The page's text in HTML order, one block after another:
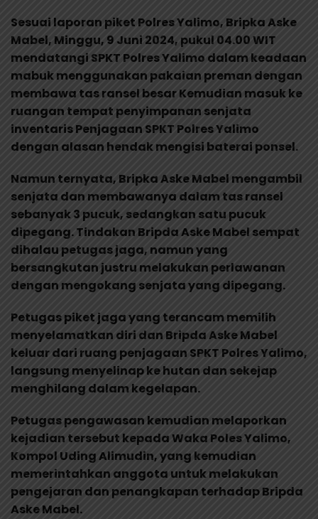
Sesuai laporan piket Polres Yalimo, Bripka Aske
Mabel, Minggu, 9 Juni 2024, pukul 04.00 WIT
mendatangi SPKT Polres Yalimo dalam keadaan
mabuk menggunakan pakaian preman dengan
membawa tas ransel besar Kemudian masuk ke
ruangan tempat penyimpanan senjata
inventaris Penjagaan SPKT Polres Yalimo
dengan alasan hendak mengisi baterai ponsel.
Namun ternyata, Bripka Aske Mabel mengambil
senjata dan membawanya dalam tas ransel
sebanyak 3 pucuk, sedangkan satu pucuk
dipegang. Tindakan Bripda Aske Mabel sempat
dihalau petugas jaga, namun yang
bersangkutan justru melakukan perlawanan
dengan mengokang senjata yang dipegang.
Petugas piket jaga yang terancam memilih
menyelamatkan diri dan Bripda Aske Mabel
keluar dari ruang penjagaan SPKT Polres Yalimo,
langsung menyelinap ke hutan dan sekejap
menghilang dalam kegelapan.
Petugas pengawasan kemudian melaporkan
kejadian tersebut kepada Waka Poles Yalimo,
Kompol Uding Alimudin, yang kemudian
memerintahkan anggota untuk melakukan
pengejaran dan penangkapan terhadap Bripda
Aske Mabel.